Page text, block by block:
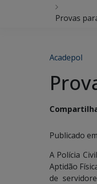
Provas
Acadepol
Publicado em
A Polícia
Aptidão
de